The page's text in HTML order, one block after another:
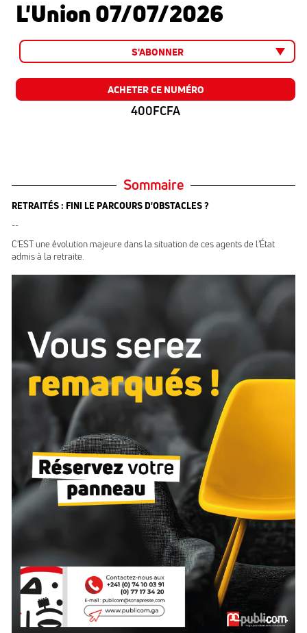
L'Union 07/07/2026
S'ABONNER
ACHETER CE NUMÉRO
400FCFA
Sommaire
RETRAITÉS : FINI LE PARCOURS D'OBSTACLES ?
--
C'EST une évolution majeure dans la situation de ces agents de l'État
admis à la retraite.